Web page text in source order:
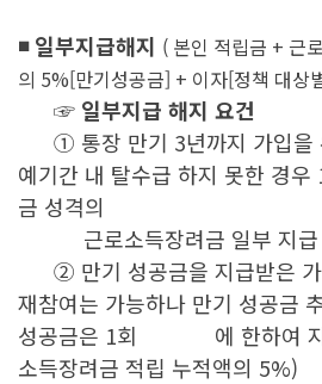
◾ 일부지급해지 ( 본인 적립금 + 근
의 5%[만기성공금] + 이자[정책 대상
☞ 일부지급 해지 요건
① 통장 만기 3년까지 가입을
예기간 내 탈수급 하지 못한 경
금 성격의
근로소득장려금 일부 지급
② 만기 성공금을 지급받은 가
재참여는 가능하나 만기 성공금
성공금은 1회 에 한하여
소득장려금 적립 누적액의 5%)